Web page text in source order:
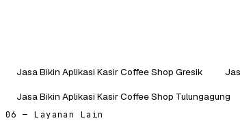
Jasa Bikin Aplikasi Kasir Coffee Shop Gresik
Jasa Bikin Aplikasi Kasir Coffee Shop Tulungagung
06 — Layanan Lain